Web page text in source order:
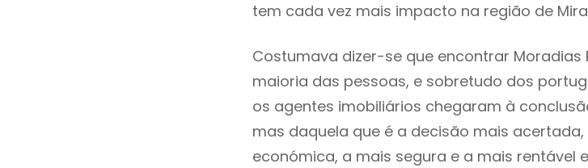
tem cada vez mais impacto na região de
Costumava dizer-se que encontrar Moradias
maioria das pessoas, e sobretudo dos
os agentes imobiliários chegaram à
mas daquela que é a decisão mais
económica, a mais segura e a mais rentável